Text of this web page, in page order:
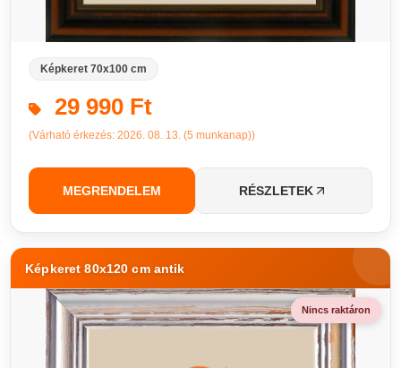
Képkeret 70x100 cm
29 990 Ft
(Várható érkezés: 2026. 08. 13. (5 munkanap))
MEGRENDELEM RÉSZLETEK
Képkeret 80x120 cm antik
Nincs raktáron